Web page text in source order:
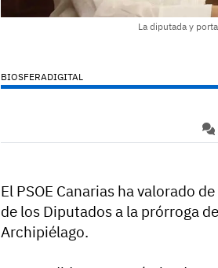
La diputada y
BIOSFERADIGITAL
El PSOE Canarias ha valorado
de los Diputados a la prórroga
Archipiélago.